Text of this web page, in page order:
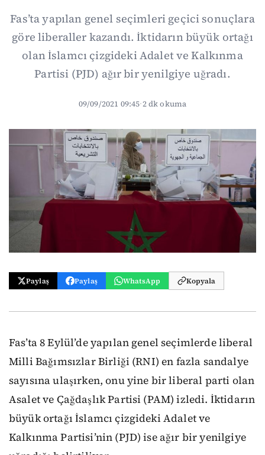
Fas’ta yapılan genel seçimleri geçici sonuçlara
göre liberaller kazandı. İktidarın büyük ortağı
olan İslamcı çizgideki Adalet ve Kalkınma
Partisi (PJD) ağır bir yenilgiye uğradı.
09/09/2021 09:45·2 dk okuma
Paylaş Paylaş WhatsApp Kopyala
Fas’ta 8 Eylül’de yapılan genel seçimlerde liberal
Milli Bağımsızlar Birliği (RNI) en fazla sandalye
sayısına ulaşırken, onu yine bir liberal parti olan
Asalet ve Çağdaşlık Partisi (PAM) izledi. İktidarın
büyük ortağı İslamcı çizgideki Adalet ve
Kalkınma Partisi’nin (PJD) ise ağır bir yenilgiye